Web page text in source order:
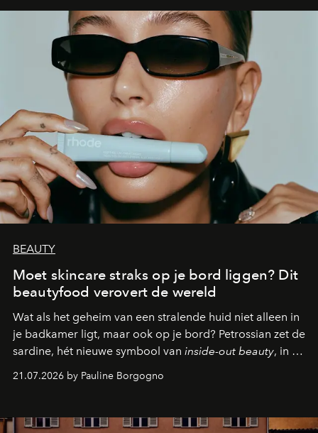
BEAUTY
Moet skincare straks op je bord liggen? Dit
beautyfood verovert de wereld
Wat als het geheim van een stralende huid niet alleen in
je badkamer ligt, maar ook op je bord? Petrossian zet de
sardine, hét nieuwe symbool van inside-out beauty, in de
21.07.2026 by Pauline Borgogno